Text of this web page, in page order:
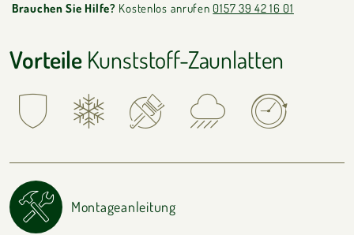
Brauchen Sie Hilfe? Kostenlos anrufen0157 39 42 16 01
VorteileKunststoff-Zaunlatten
Montageanleitung